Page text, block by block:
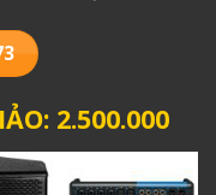
2.500.000